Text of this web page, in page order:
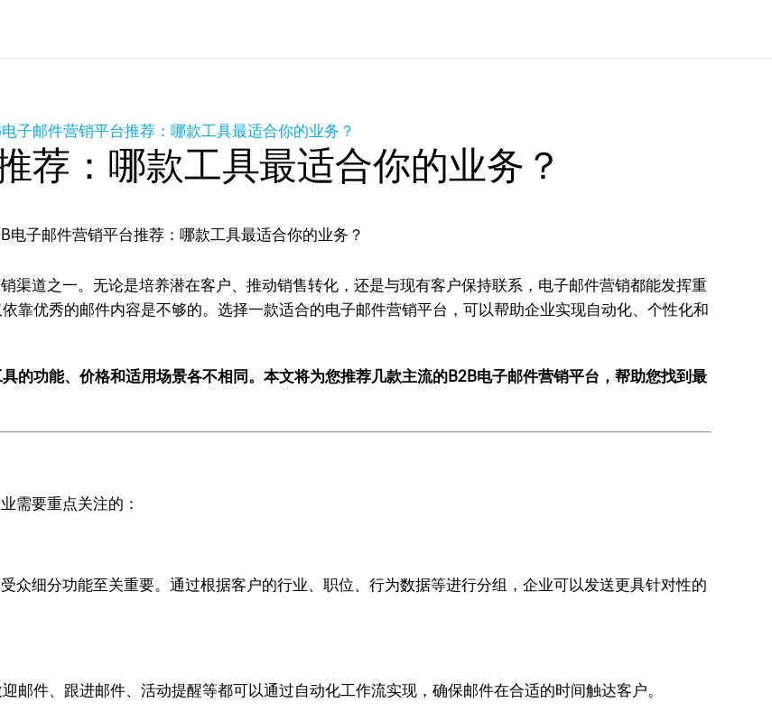
电子邮件营销平台推荐：哪款工具最适合你的业务？
荐：哪款工具最适合你的业务？
渠道之一。无论是培养潜在客户、推动销售转化，还是与现有客户保持联系，电子邮件营销都能发挥重
靠优秀的邮件内容是不够的。选择一款适合的电子邮件营销平台，可以帮助企业实现自动化、个性化和
的功能、价格和适用场景各不相同。本文将为您推荐几款主流的B2B电子邮件营销平台，帮助您找到最
需要重点关注的：
众细分功能至关重要。通过根据客户的行业、职位、行为数据等进行分组，企业可以发送更具针对性的
邮件、跟进邮件、活动提醒等都可以通过自动化工作流实现，确保邮件在合适的时间触达客户。